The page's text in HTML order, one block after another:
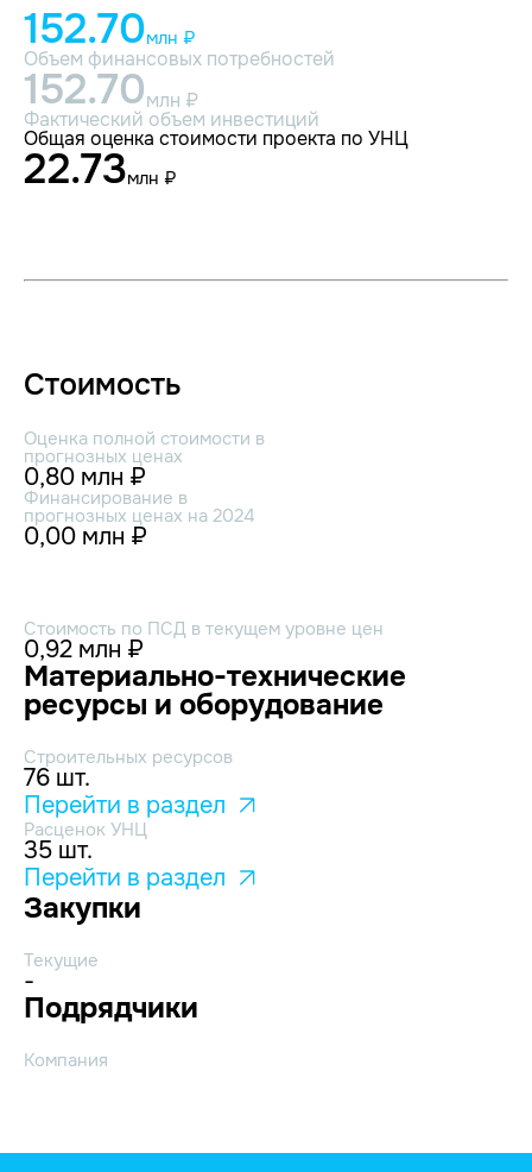
152.70млн ₽
Объем финансовых потребностей
152.70млн ₽
Фактический объем инвестиций
Общая оценка стоимости проекта по УНЦ
22.73млн ₽
Стоимость
Оценка полной стоимости в
прогнозных ценах
0,80 млн ₽
Финансирование в
прогнозных ценах на 2024
0,00 млн ₽
Стоимость по ПСД в текущем уровне цен
0,92 млн ₽
Материально-технические
ресурсы и оборудование
Строительных ресурсов
76 шт.
Перейти в раздел
Расценок УНЦ
35 шт.
Перейти в раздел
Закупки
Текущие
-
Подрядчики
Компания